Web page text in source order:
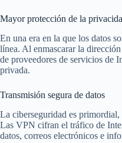
Mayor protección de la
En una era en la que los datos
línea. Al enmascarar la
de proveedores de servicios de
privada.
Transmisión segura de datos
La ciberseguridad es primordial,
Las VPN cifran el tráfico de
datos, correos electrónicos e